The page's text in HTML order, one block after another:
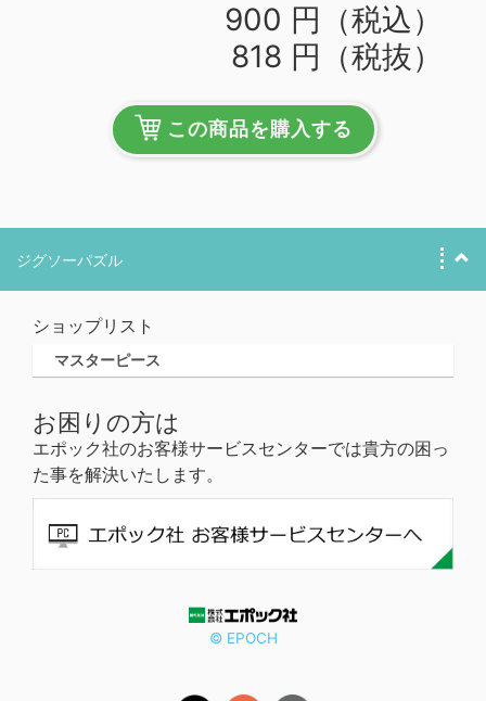
900 円（税込）
818 円（税抜）
この商品を購入する
ジグソーパズル
ショップリスト
マスターピース
お困りの方は
エポック社のお客様サービスセンターでは貴方の困っ
た事を解決いたします。
© EPOCH